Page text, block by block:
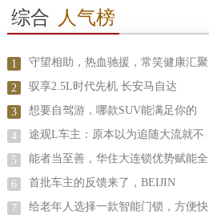
综合 人气榜
1 守望相助，热血驰援，常笑健康汇聚
2 驭享2.5L时代先机 长安马自达
3 想要自驾游，哪款SUV能满足你的
4 途观L车主：原本以为追随大流就不
5 能者当至善，华住大连锁优势赋能全
6 首批车主的反馈来了，BEIJIN
7 给老年人选择一款智能门锁，方便快